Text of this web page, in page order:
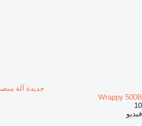
Wrappy 500B
10
فيديو